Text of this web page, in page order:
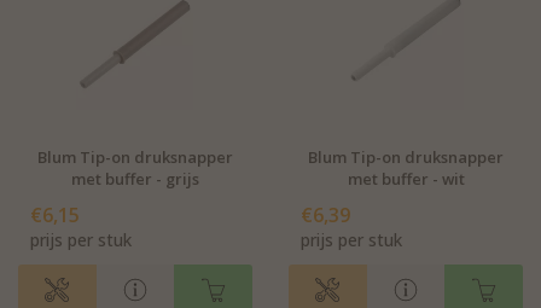
Blum Tip-on druksnapper
met buffer - grijs
€6,15
prijs per stuk
Blum Tip-on druksnapper
met buffer - wit
€6,39
prijs per stuk